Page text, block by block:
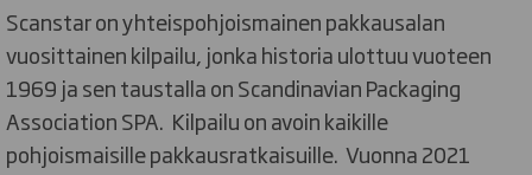
Scanstar on yhteispohjoismainen pakkausalan
vuosittainen kilpailu, jonka historia ulottuu vuoteen
1969 ja sen taustalla on Scandinavian Packaging
Association SPA. Kilpailu on avoin kaikille
pohjoismaisille pakkausratkaisuille. Vuonna 2021